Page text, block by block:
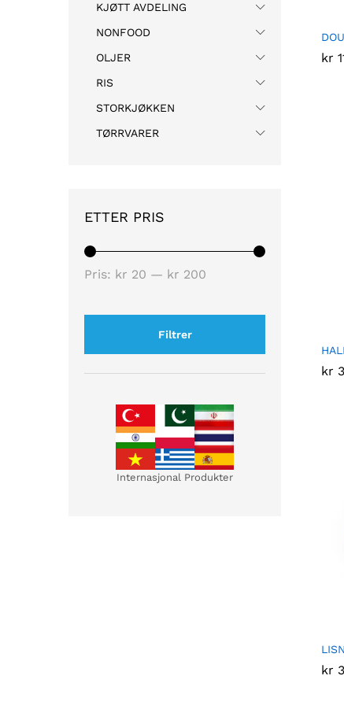
kr
kr
kr
kr
kr
kr
KJØTT AVDELING
NONFOOD
OLJER
RIS
STORKJØKKEN
TØRRVARER
ETTER PRIS
Filtrer
Pris: kr 20 — kr 200
Internasjonal Produkter